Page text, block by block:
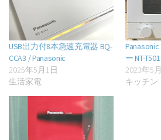
USB出力付8本急速充電器 BQ-
CCA3 / Panasonic
2025年5月1日
生活家電
ー NT-T501
2023年5
キッチン